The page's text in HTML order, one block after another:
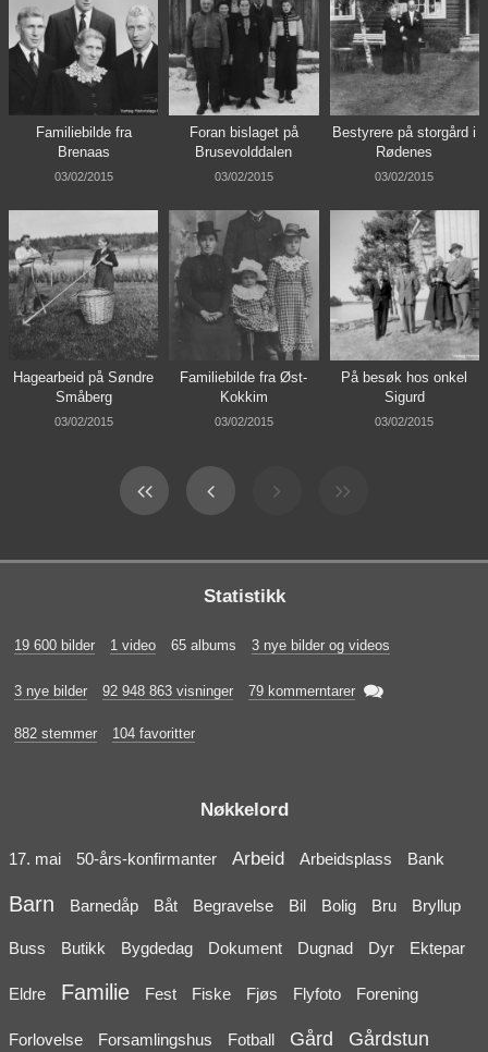
Familiebilde fra
Brenaas
03/02/2015
Foran bislaget på
Brusevolddalen
03/02/2015
Bestyrere på storgård i
Rødenes
03/02/2015
Hagearbeid på Søndre
Småberg
03/02/2015
Familiebilde fra Øst-
Kokkim
03/02/2015
På besøk hos onkel
Sigurd
03/02/2015
Statistikk
19 600 bilder 1 video 65 albums 3 nye bilder og videos
3 nye bilder 92 948 863 visninger 79 kommerntarer 
882 stemmer 104 favoritter
Nøkkelord
17. mai 50-års-konfirmanter Arbeid Arbeidsplass Bank
Barn Barnedåp Båt Begravelse Bil Bolig Bru Bryllup
Buss Butikk Bygdedag Dokument Dugnad Dyr Ektepar
Eldre Familie Fest Fiske Fjøs Flyfoto Forening
Forlovelse Forsamlingshus Fotball Gård Gårdstun